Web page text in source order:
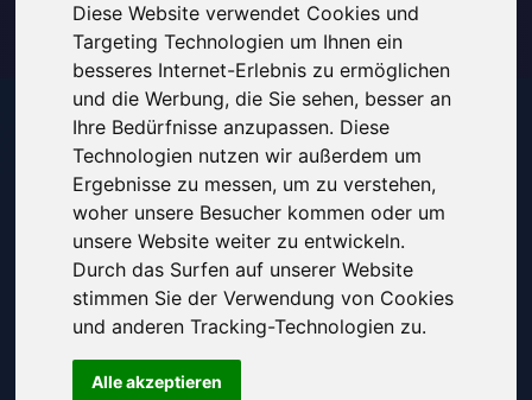
Diese Website verwendet Cookies und
Targeting Technologien um Ihnen ein
besseres Internet-Erlebnis zu ermöglichen
und die Werbung, die Sie sehen, besser an
Ihre Bedürfnisse anzupassen. Diese
Technologien nutzen wir außerdem um
Ergebnisse zu messen, um zu verstehen,
woher unsere Besucher kommen oder um
unsere Website weiter zu entwickeln.
Durch das Surfen auf unserer Website
stimmen Sie der Verwendung von Cookies
und anderen Tracking-Technologien zu.
Alle akzeptieren
Zu den Sternen! Der Universalillustrator
Jens Rotzsche ist spezialisiert auf
Vielseitigkeit. Er kommt über
Theatermalerei, Storyboards und 3D-
Animation zur Illustration. Editorial,
Layout, Storyboard, Vektorstyle, Comic,